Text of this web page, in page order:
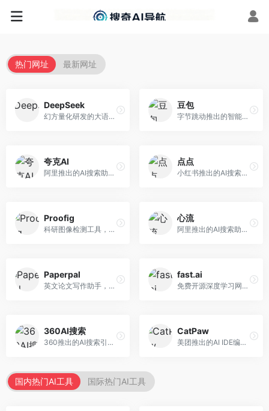
热门网址 最新网址
DeepSeek
幻方量化研发的大语言模型平台，专注于深度推理和代码生成能力。面向开发者、研究人员和技术爱好者，提供强大的逻辑推理和数学计算功能，开源生态完善，API接口友好。
豆包
字节跳动推出的智能对话助手平台，提供文本创作、知识问答、英语学习等多种AI服务。面向普通用户和内容创作者，支持多轮对话和文件解析，免费使用，响应速度快，中文理解能力强。
夸克AI
阿里推出的AI搜索助手，整合搜索与AI功能。面向年轻用户，提供智能搜索、文档处理、学习辅助等服务，与夸克生态深度整合。
点点
小红书推出的AI搜索应用，专注于生活方式内容搜索。面向小红书用户，提供生活攻略、消费决策、内容推荐等服务，生活方式内容丰富。
Proofig
科研图像检测工具，专注于学术图像完整性验证。面向科研人员，提供图像检测、重复分析、报告生成等服务，学术检测专业。
心流
阿里推出的AI搜索助手，专注于智能信息获取。面向普通用户，提供智能搜索、内容整理、知识问答等服务，与阿里生态深度整合。
Paperpal
英文论文写作助手，专注于学术英语润色。面向需要发表国际期刊的研究者，提供语法检查、学术表达优化、格式规范等服务，英语表达地道专业。
fast.ai
免费开源深度学习网站，专注于实用AI教学。面向开发者，提供免费深度学习课程、实战项目、代码库等资源，学习门槛低。
360AI搜索
360推出的AI搜索引擎，专注于安全智能搜索。面向普通用户，提供智能问答、网页搜索、内容整理等服务，安全防护能力强。
CatPaw
美团推出的AI IDE编程工具，专注于本地开发生态。面向开发者，提供智能代码补全、代码生成、项目管理等服务，本地开发体验好。
国内热门AI工具 国际热门AI工具